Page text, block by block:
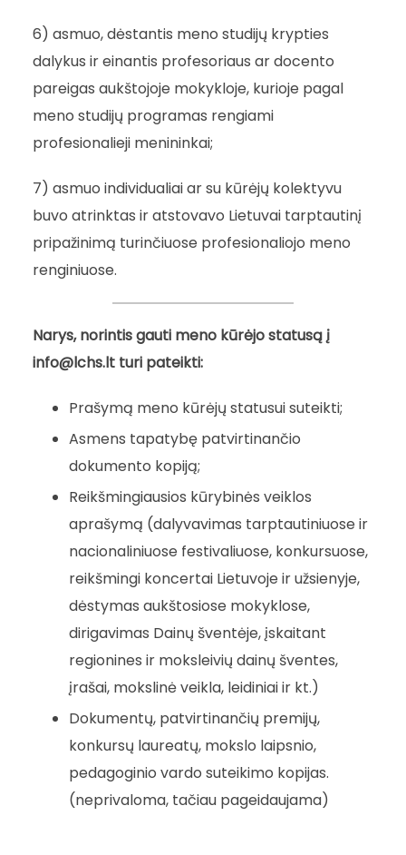
6) asmuo, dėstantis meno studijų krypties
dalykus ir einantis profesoriaus ar docento
pareigas aukštojoje mokykloje, kurioje pagal
meno studijų programas rengiami
profesionalieji menininkai;
7) asmuo individualiai ar su kūrėjų kolektyvu
buvo atrinktas ir atstovavo Lietuvai tarptautinį
pripažinimą turinčiuose profesionaliojo meno
renginiuose.
Narys, norintis gauti meno kūrėjo statusą į
info@lchs.lt turi pateikti:
Prašymą meno kūrėjų statusui suteikti;
Asmens tapatybę patvirtinančio
dokumento kopiją;
Reikšmingiausios kūrybinės veiklos
aprašymą (dalyvavimas tarptautiniuose ir
nacionaliniuose festivaliuose, konkursuose,
reikšmingi koncertai Lietuvoje ir užsienyje,
dėstymas aukštosiose mokyklose,
dirigavimas Dainų šventėje, įskaitant
regionines ir moksleivių dainų šventes,
įrašai, mokslinė veikla, leidiniai ir kt.)
Dokumentų, patvirtinančių premijų,
konkursų laureatų, mokslo laipsnio,
pedagoginio vardo suteikimo kopijas.
(neprivaloma, tačiau pageidaujama)